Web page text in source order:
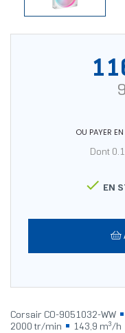
OU PAYER EN
Dont
 EN
Corsair CO-9051032-WW
2000 tr/min
143,9 m³/h